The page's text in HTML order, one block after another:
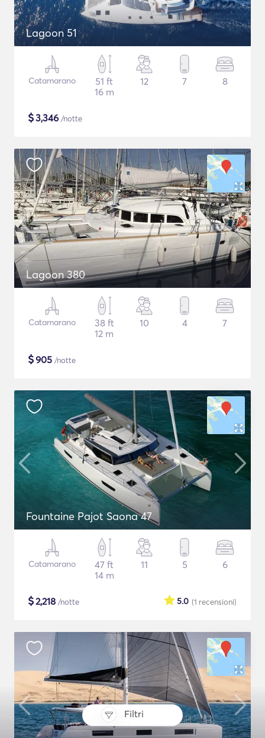
Filtri
Lagoon 51
Catamarano
51 ft
16 m
12 7 8
$3,346 /notte
Lagoon 380
Catamarano
38 ft
12 m
10 4 7
$905 /notte
Fountaine Pajot Saona 47
Catamarano
47 ft
14 m
11 5 6
$2,218 /notte (1 recensioni)
5.0